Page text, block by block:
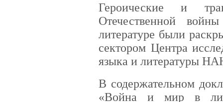
Героические и
Отечественной
литературе были
сектором Центра
языка и литературы
В содержательном
«Война и мир в